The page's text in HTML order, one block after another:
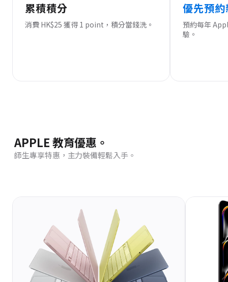
累積積分
消費 HK$25 獲得 1 point，積分當錢洗。
優先預
預約每年
驗。
APPLE 教育優惠。
師生專享特惠，主力裝備輕鬆入手。